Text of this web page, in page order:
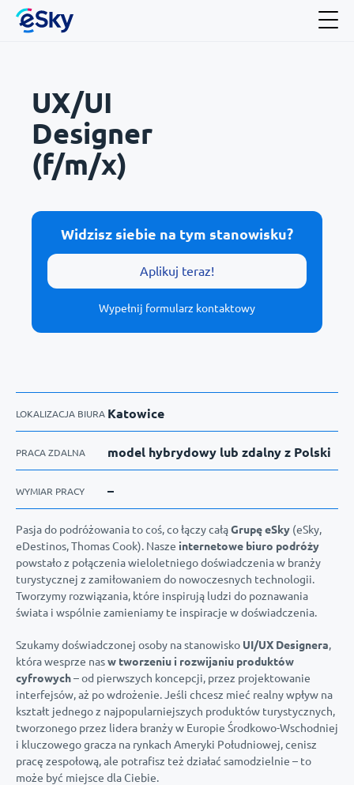
UX/UI
Designer
(f/m/x)
Widzisz siebie na tym stanowisku?
Aplikuj teraz!
Wypełnij formularz kontaktowy
LOKALIZACJA BIURA Katowice
PRACA ZDALNA model hybrydowy lub zdalny z Polski
WYMIAR PRACY –
Pasja do podróżowania to coś, co łączy całąGrupę eSky (eSky,
eDestinos, Thomas Cook). Nasze internetowe biuro podróży
powstało z połączenia wieloletniego doświadczenia w branży
turystycznej z zamiłowaniem do nowoczesnych technologii.
Tworzymy rozwiązania, które inspirują ludzi do poznawania
świata i wspólnie zamieniamy te inspiracje w doświadczenia.
Szukamy doświadczonej osoby na stanowisko UI/UX Designera,
która wesprze nasw tworzeniu i rozwijaniu produktów
cyfrowych– od pierwszych koncepcji, przez projektowanie
interfejsów, aż po wdrożenie. Jeśli chcesz mieć realny wpływ na
kształt jednego z najpopularniejszych produktów turystycznych,
tworzonego przez lidera branży w Europie Środkowo-Wschodniej
i kluczowego gracza na rynkach Ameryki Południowej, cenisz
pracę zespołową, ale potrafisz też działać samodzielnie – to
może być miejsce dla Ciebie.